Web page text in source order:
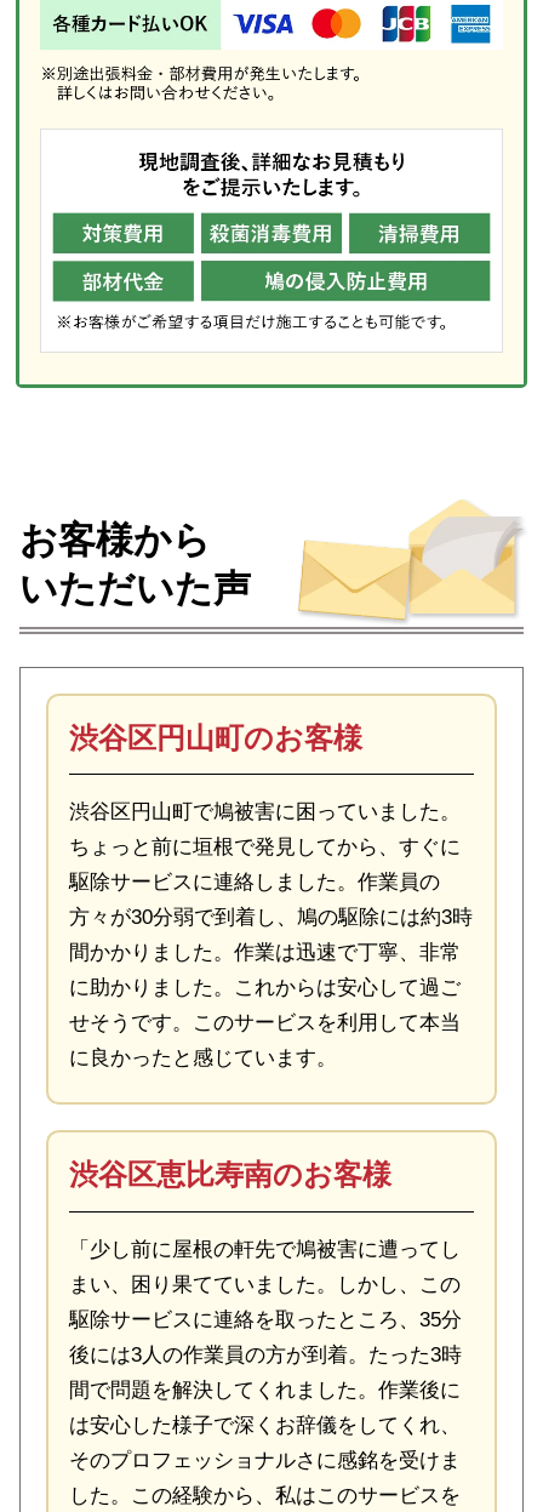
お客様から
いただいた声
渋谷区円山町のお客様
渋谷区円山町で鳩被害に困っていました。
ちょっと前に垣根で発見してから、すぐに
駆除サービスに連絡しました。作業員の
方々が30分弱で到着し、鳩の駆除には約3時
間かかりました。作業は迅速で丁寧、非常
に助かりました。これからは安心して過ご
せそうです。このサービスを利用して本当
に良かったと感じています。
渋谷区恵比寿南のお客様
「少し前に屋根の軒先で鳩被害に遭ってし
まい、困り果てていました。しかし、この
駆除サービスに連絡を取ったところ、35分
後には3人の作業員の方が到着。たった3時
間で問題を解決してくれました。作業後に
は安心した様子で深くお辞儀をしてくれ、
そのプロフェッショナルさに感銘を受けま
した。この経験から、私はこのサービスを